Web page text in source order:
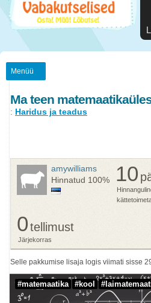
Menüü
Ma teen
: Haridus ja teadus
amywilliams
Hinnatud 100% 10
0tellimust
Järjekorras
Selle pakkumise lisaja logis viimati sisse
#matemaatika #kool